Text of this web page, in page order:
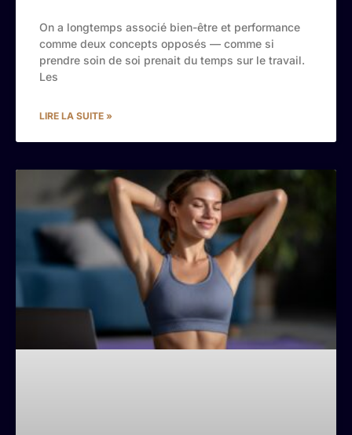
On a longtemps associé bien-être et performance
comme deux concepts opposés — comme si
prendre soin de soi prenait du temps sur le travail.
Les
LIRE LA SUITE »